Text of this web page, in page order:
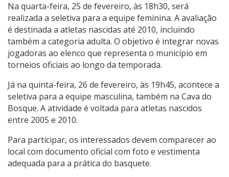
Na quarta-feira, 25 de fevereiro, às 18h30, será
realizada a seletiva para a equipe feminina. A avaliação
é destinada a atletas nascidas até 2010, incluindo
também a categoria adulta. O objetivo é integrar novas
jogadoras ao elenco que representa o município em
torneios oficiais ao longo da temporada.
Já na quinta-feira, 26 de fevereiro, às 19h45, acontece a
seletiva para a equipe masculina, também na Cava do
Bosque. A atividade é voltada para atletas nascidos
entre 2005 e 2010.
Para participar, os interessados devem comparecer ao
local com documento oficial com foto e vestimenta
adequada para a prática do basquete.